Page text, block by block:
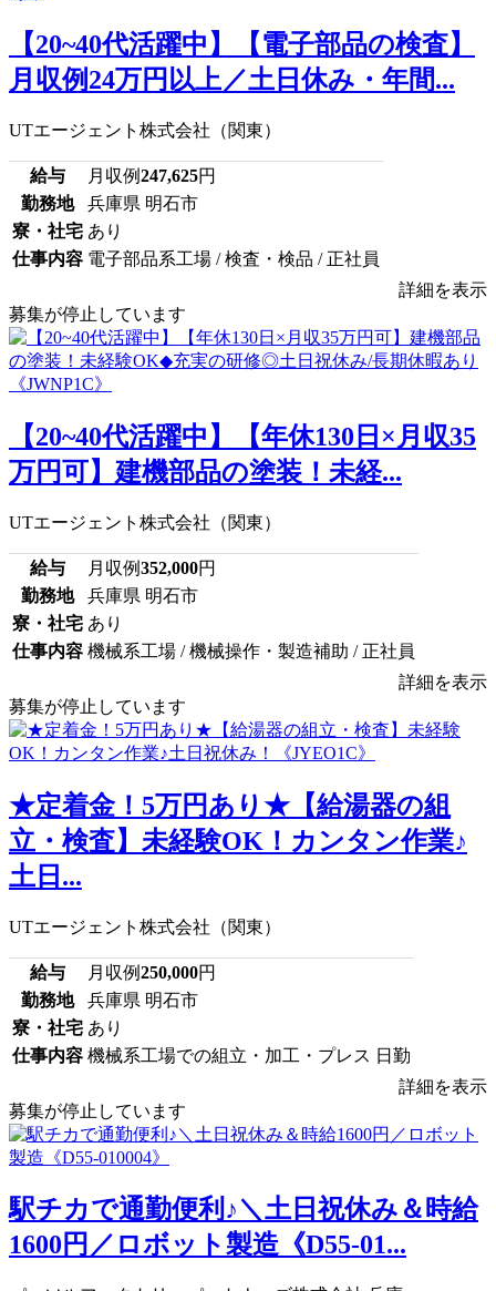
【20~40代活躍中】【電子部品の検査】
月収例24万円以上／土日休み・年間...
UTエージェント株式会社（関東）
給与 月収例247,625円
勤務地
兵庫県 明石市
寮・社宅 あり
仕事内容 電子部品系工場 / 検査・検品 / 正社員
詳細を表示
募集が停止しています
【20~40代活躍中】【年休130日×月収35
万円可】建機部品の塗装！未経...
UTエージェント株式会社（関東）
給与 月収例352,000円
勤務地
兵庫県 明石市
寮・社宅 あり
仕事内容 機械系工場 / 機械操作・製造補助 / 正社員
詳細を表示
募集が停止しています
★定着金！5万円あり★【給湯器の組
立・検査】未経験OK！カンタン作業♪
土日...
UTエージェント株式会社（関東）
給与 月収例250,000円
勤務地
兵庫県 明石市
寮・社宅 あり
仕事内容 機械系工場での組立・加工・プレス 日勤
詳細を表示
募集が停止しています
駅チカで通勤便利♪＼土日祝休み＆時給
1600円／ロボット製造《D55-01...